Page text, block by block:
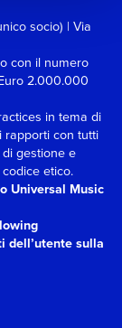
socio) | Via
con il numero
2.000.000
in tema di
rapporti con tutti
gestione e
etico.
Universal Music
dell’utente sulla